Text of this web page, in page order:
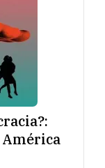
América